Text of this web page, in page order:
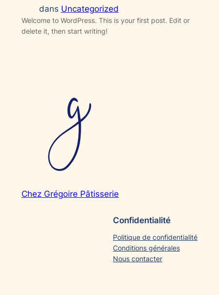
dans Uncategorized
Welcome to WordPress. This is your first post. Edit or
delete it, then start writing!
Chez Grégoire Pâtisserie
Confidentialité
Politique de confidentialité
Conditions générales
Nous contacter